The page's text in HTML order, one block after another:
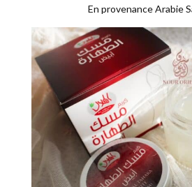
En provenance Arabie